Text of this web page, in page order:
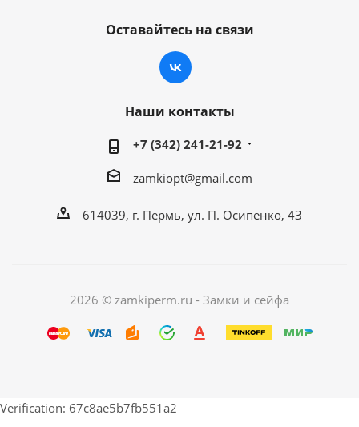
Оставайтесь на связи
Наши контакты
+7 (342) 241-21-92
zamkiopt@gmail.com
614039, г. Пермь, ул. П. Осипенко, 43
2026 © zamkiperm.ru - Замки и сейфа
Verification: 67c8ae5b7fb551a2